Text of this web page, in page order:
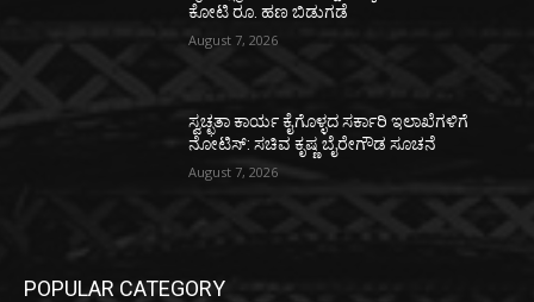
ಕೋಟಿ ರೂ. ಹಣ ಬಿಡುಗಡೆ
August 7, 2026
ಸ್ವಚ್ಛತಾ ಕಾರ್ಯ ಕೈಗೊಳ್ಳದ ಸರ್ಕಾರಿ ಇಲಾಖೆಗಳಿಗೆ
ನೋಟಿಸ್: ಸಚಿವ ಕೃಷ್ಣ ಬೈರೇಗೌಡ ಸೂಚನೆ
August 7, 2026
POPULAR CATEGORY